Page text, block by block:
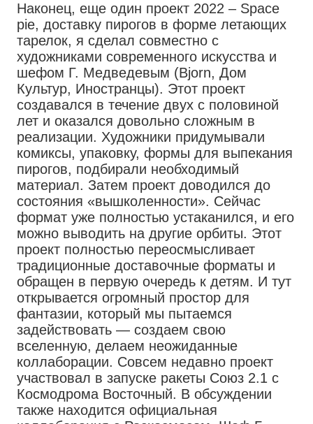
Наконец, еще один проект 2022 – Space
pie, доставку пирогов в форме летающих
тарелок, я сделал совместно с
художниками современного искусства и
шефом Г. Медведевым (Bjorn, Дом
Культур, Иностранцы). Этот проект
создавался в течение двух с половиной
лет и оказался довольно сложным в
реализации. Художники придумывали
комиксы, упаковку, формы для выпекания
пирогов, подбирали необходимый
материал. Затем проект доводился до
состояния «вышколенности». Сейчас
формат уже полностью устаканился, и его
можно выводить на другие орбиты. Этот
проект полностью переосмысливает
традиционные доставочные форматы и
обращен в первую очередь к детям. И тут
открывается огромный простор для
фантазии, который мы пытаемся
задействовать — создаем свою
вселенную, делаем неожиданные
коллаборации. Совсем недавно проект
участвовал в запуске ракеты Союз 2.1 с
Космодрома Восточный. В обсуждении
также находится официальная